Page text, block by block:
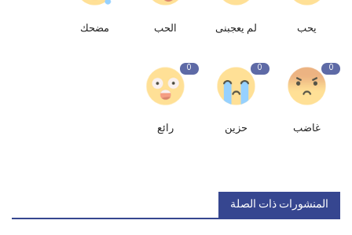
يحب لم يعجبنى الحب مضحك
0
غاضب
0
حزين
0
رائع
المنشورات ذات الصلة